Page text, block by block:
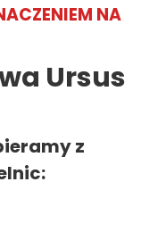
NA
Ursus
z
: